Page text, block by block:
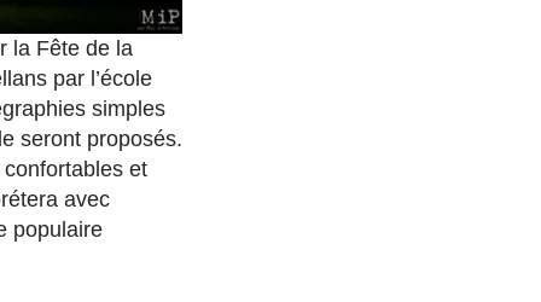
la Fête de la
par l’école
simples
seront proposés.
et
avec
populaire